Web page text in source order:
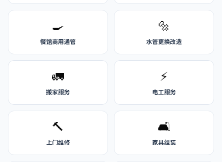
🍳
餐馆商用通管
🔩
水管更换改造
🚛
搬家服务
⚡
电工服务
🔨
上门维修
🛋️
家具组装